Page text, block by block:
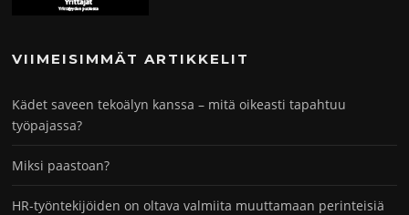
VIIMEISIMMÄT ARTIKKELIT
Kädet saveen tekoälyn kanssa – mitä oikeasti tapahtuu
työpajassa?
Miksi paastoan?
HR-työntekijöiden on oltava valmiita muuttamaan perinteisiä